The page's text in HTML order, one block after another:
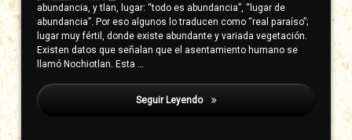
abundancia, y tlan, lugar: “todo es abundancia”, “lugar de
abundancia”. Por eso algunos lo traducen como “real paraíso”;
lugar muy fértil, donde existe abundante y variada vegetación.
Existen datos que señalan que el asentamiento humano se
llamó Nochiotlan. Esta …
Seguir Leyendo Álvarez Sotelo, Wilfrido